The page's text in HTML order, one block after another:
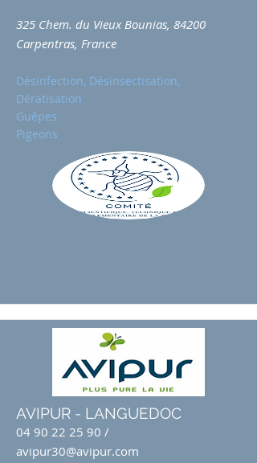
325 Chem. du Vieux Bounias, 84200
Carpentras, France
Désinfection, Désinsectisation,
Dératisation
Guêpes
Pigeons
AVIPUR - LANGUEDOC
04 90 22 25 90 /
avipur30@avipur.com